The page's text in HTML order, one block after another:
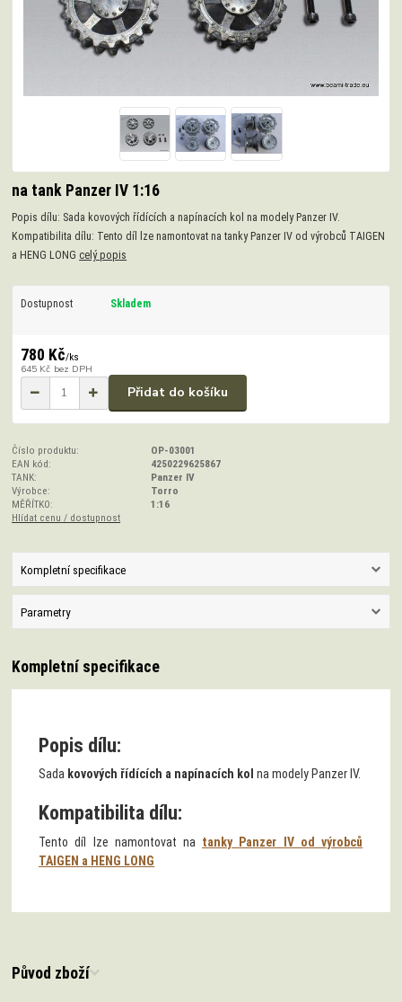
na tank Panzer IV 1:16
Popis dílu: Sada kovových řídících a napínacích kol na modely Panzer IV.
Kompatibilita dílu: Tento díl lze namontovat na tanky Panzer IV od výrobců TAIGEN
a HENG LONG celý popis
Dostupnost Skladem
780 Kč/ks
645 Kč bez DPH
Přidat do košíku
Číslo produktu:
OP-03001
EAN kód:
4250229625867
TANK:
Panzer IV
Výrobce:
Torro
MĚŘÍTKO:
1:16
Hlídat cenu / dostupnost
Kompletní specifikace
Parametry
Kompletní specifikace
Popis dílu:
Sada kovových řídících a napínacích kol na modely Panzer IV.
Kompatibilita dílu:
Tento díl lze namontovat na tanky Panzer IV od výrobců
TAIGEN a HENG LONG
Původ zboží